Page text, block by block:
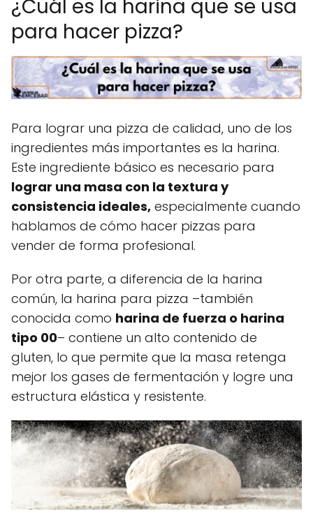
¿Cuál es la harina que se usa
para hacer pizza?
Para lograr una pizza de calidad, uno de los
ingredientes más importantes es la harina.
Este ingrediente básico es necesario para
lograr una masa con la textura y
consistencia ideales, especialmente cuando
hablamos de cómo hacer pizzas para
vender de forma profesional.
Por otra parte, a diferencia de la harina
común, la harina para pizza –también
conocida como harina de fuerza o harina
tipo 00– contiene un alto contenido de
gluten, lo que permite que la masa retenga
mejor los gases de fermentación y logre una
estructura elástica y resistente.